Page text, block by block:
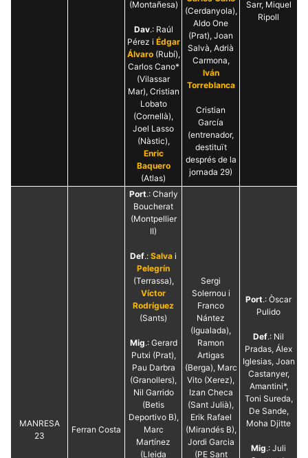
(Montañesa)
Dav.: Raúl
Pérez i Édgar
Álvaro(Rubí),
Carlos Cano*
(Vilassar
Mar), Cristian
Lobato
(Cornellà),
Joel Lasso
(Nàstic),
Enric
Baquero
(Atlas)
(Cerdanyola),
Aldo One
(Prat), Joan
Salvà, Adrià
Carmona,
Iván
Torreblanca
Cristian
García
(entrenador,
destituït
després de la
jornada 29)
Sarr, Miquel
Ripoll
MANRESA
23
Ferran Costa
Port.: Charly
Boucherat
(Montpellier
II)
Def.: Salva i
Pelegrín
(Terrassa),
Víctor
Rodríguez
(Sants)
Mig.: Gerard
Putxi (Prat),
Pau Darbra
(Granollers),
Nil Garrido
(Betis
Deportivo B),
Marc
Martínez
(Lleida
Sergi
Solernou i
Franco
Nántez
(Igualada),
Ramon
Artigas
(Berga), Marc
Vito (Xerez),
Izan Checa
(Sant Julià),
Erik Rafael
(Mirandés B),
Jordi Garcia
(PE Sant
Port.: Òscar
Pulido
Def.: Nil
Pradas, Álex
Iglesias, Joan
Castanyer,
Amantini*,
Toni Sureda,
De Sande,
Moha Djitte
Mig.: Juli